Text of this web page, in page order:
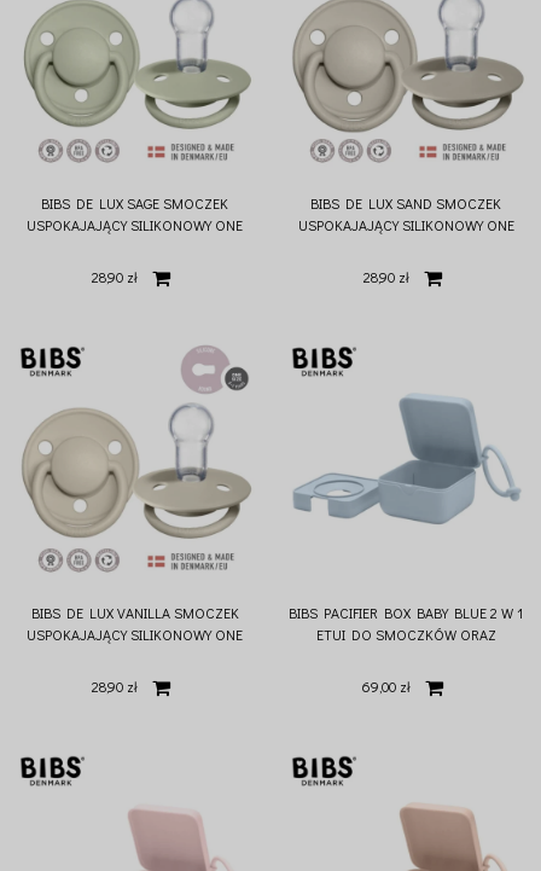
BIBS DE LUX SAGE SMOCZEK
USPOKAJAJĄCY SILIKONOWY ONE
28,90 zł
BIBS DE LUX SAND SMOCZEK
USPOKAJAJĄCY SILIKONOWY ONE
28,90 zł
BIBS DE LUX VANILLA SMOCZEK
USPOKAJAJĄCY SILIKONOWY ONE
28,90 zł
BIBS PACIFIER BOX BABY BLUE 2 W 1
ETUI DO SMOCZKÓW ORAZ
SMOCZKÓW
69,00 zł